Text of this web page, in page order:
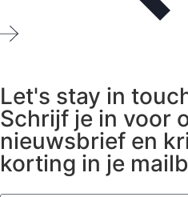
Let's stay in
Schrijf je in voor
nieuwsbrief en
korting in je